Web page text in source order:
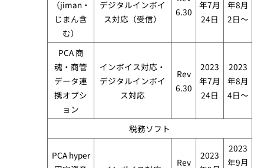
（jiman・
じまん含
む）
デジタルインボイ
ス対応（受信）
6.30
年7月
24日
年8月
2日～
PCA 商
魂・商管
データ連
携オプシ
ョン
インボイス対応・​
デジタルインボイ
ス対応
Rev
6.30
2023
年7月
24日
2023
年8月
4日～
税務ソフト​
PCA hyper
Rev
2023
2023
年9月